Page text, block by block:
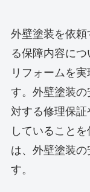
外壁塗装を依
る保障内容に
リフォームを
す。外壁塗装
対する修理保
していること
は、外壁塗装
す。